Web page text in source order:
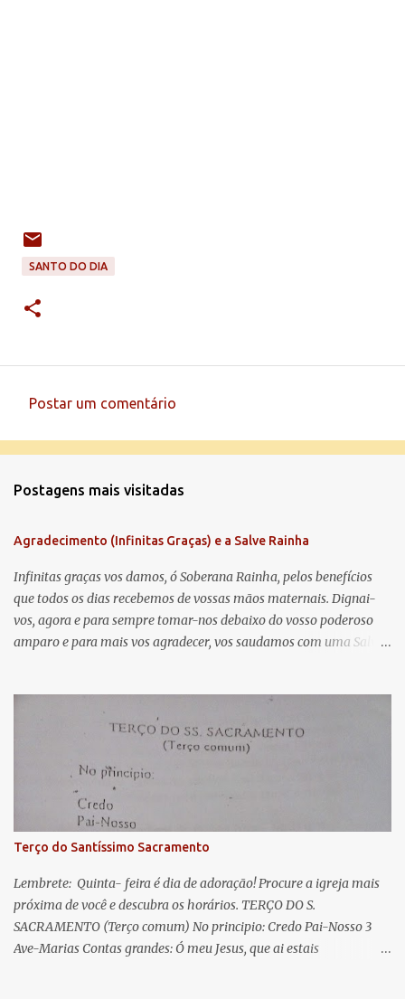
SANTO DO DIA
e
t
á
r
i
o
Postar um comentário
Postagens mais visitadas
Agradecimento (Infinitas Graças) e a Salve Rainha
Infinitas graças vos damos, ó Soberana Rainha, pelos benefícios
que todos os dias recebemos de vossas mãos maternais. Dignai-
vos, agora e para sempre tomar-nos debaixo do vosso poderoso
amparo e para mais vos agradecer, vos saudamos com uma Salve
lágrimas. Eia, pois, Advogada nossa, estes vossos olhos
misericordiosos a nós volvei, e depois deste desterro, mostrai-nos
Jesus. Bendito é o fruto do vosso ventre, ó clemente, ó piedosa, ó
doce e sempre Virgem Maria. Rogai por nós Santa Mãe de Deus.
Para que sejamos dignos das promessas de Cristo. Amém.
Terço do Santíssimo Sacramento
Lembrete: Quinta- feira é dia de adoração! Procure a igreja mais
próxima de você e descubra os horários. TERÇO DO S.
SACRAMENTO (Terço comum) No principio: Credo Pai-Nosso 3
Ave-Marias Contas grandes: Ó meu Jesus, que ai estais